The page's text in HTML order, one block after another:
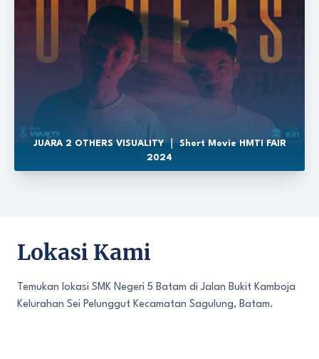
JUARA 2 OTHERS VISUALITY ｜ Short Movie HMTI FAIR
2024
Lokasi Kami
Temukan lokasi SMK Negeri 5 Batam di Jalan Bukit Kamboja
Kelurahan Sei Pelunggut Kecamatan Sagulung, Batam.